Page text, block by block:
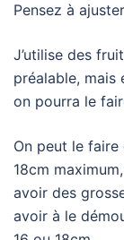
Pensez à
J’utilise des
préalable, mais
on pourra le
On peut le faire
18cm
avoir des
avoir à le